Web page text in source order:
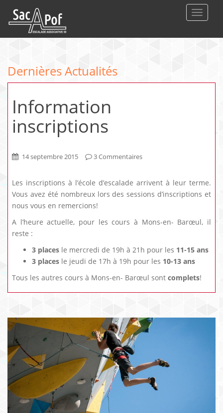
Dernières Actualités
Information
inscriptions
14 septembre 2015 3 Commentaires
Les inscriptions à l’école d’escalade arrivent à leur terme.
Vous avez été nombreux lors des sessions d’inscriptions et
nous vous en remercions!
A l’heure actuelle, pour les cours à Mons-en- Barœul, il
reste :
3 places le mercredi de 19h à 21h pour les 11-15 ans
3 places le jeudi de 17h à 19h pour les 10-13 ans
Tous les autres cours à Mons-en- Barœul sont complets!